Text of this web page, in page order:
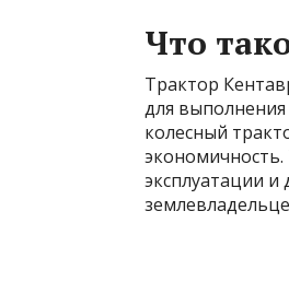
Что
Трактор
для выполнения
колесный
эксплуатации